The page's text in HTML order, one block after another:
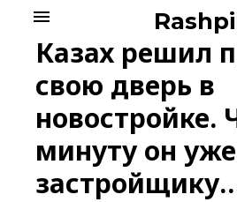
content
menu
Казах решил
свою дверь в
новостройке.
минуту он